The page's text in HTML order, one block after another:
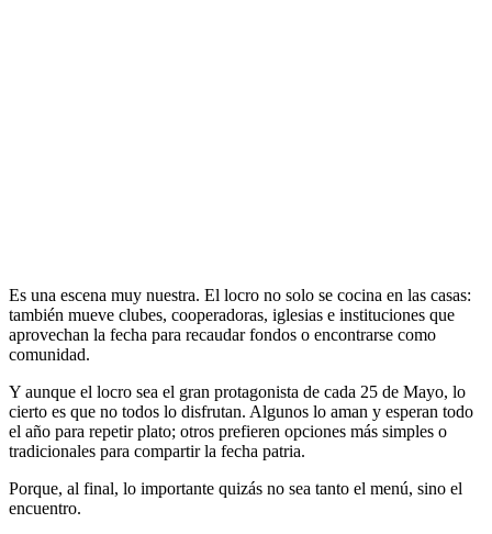
Es una escena muy nuestra. El locro no solo se cocina en las casas:
también mueve clubes, cooperadoras, iglesias e instituciones que
aprovechan la fecha para recaudar fondos o encontrarse como
comunidad.
Y aunque el locro sea el gran protagonista de cada 25 de Mayo, lo
cierto es que no todos lo disfrutan. Algunos lo aman y esperan todo
el año para repetir plato; otros prefieren opciones más simples o
tradicionales para compartir la fecha patria.
Porque, al final, lo importante quizás no sea tanto el menú, sino el
encuentro.